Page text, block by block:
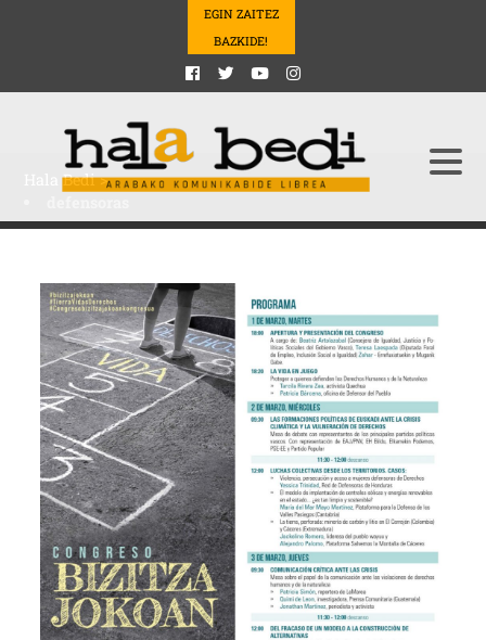
EGIN ZAITEZ
BAZKIDE!
Hala Bedi>